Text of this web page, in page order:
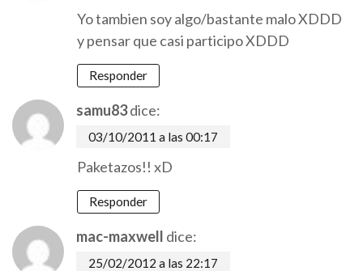
Yo tambien soy algo/bastante malo XDDD
y pensar que casi participo XDDD
Responder
samu83dice:
03/10/2011 a las 00:17
Paketazos!! xD
Responder
mac-maxwell dice:
25/02/2012 a las 22:17